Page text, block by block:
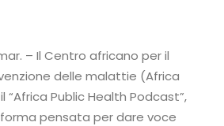
– Il Centro africano per il
delle malattie (Africa
Public Health Podcast”,
pensata per dare voce